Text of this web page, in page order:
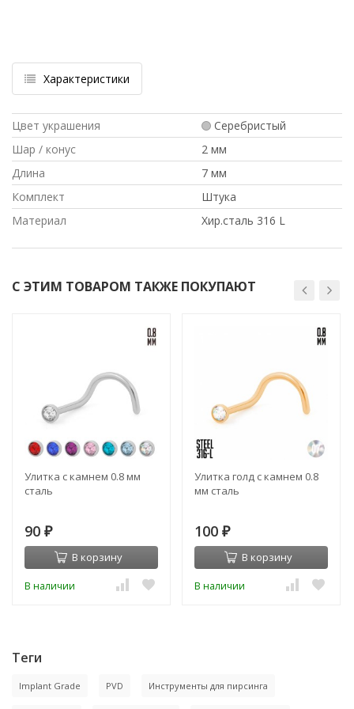
Характеристики
Цвет украшения
Серебристый
Шар / конус
2 мм
Длина
7 мм
Комплект
Штука
Материал
Хир.сталь 316 L
С ЭТИМ ТОВАРОМ ТАКЖЕ ПОКУПАЮТ
Улитка с камнем 0.8 мм
сталь
90 ₽
В корзину
В наличии
Улитка голд с камнем 0.8
мм сталь
100 ₽
В корзину
В наличии
Теги
Implant Grade PVD Инструменты для пирсинга